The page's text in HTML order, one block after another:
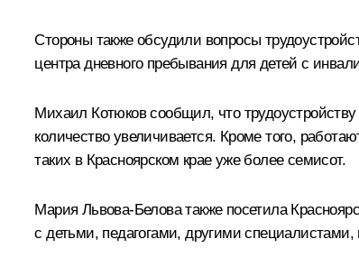
Стороны также обсудили вопросы
центра дневного пребывания для детей с
Михаил Котюков сообщил, что
количество увеличивается. Кроме того,
таких в Красноярском крае уже более семисот.
Мария Львова-Белова также посетила
с детьми, педагогами, другими